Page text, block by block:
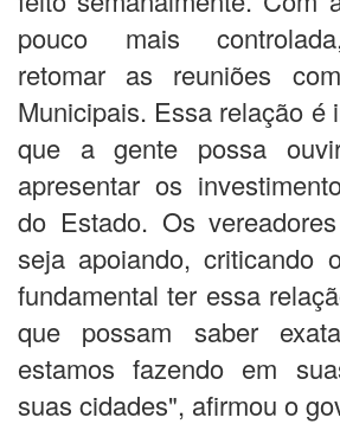
pouco mais
retomar as reuniões
Municipais. Essa relação é
que a gente possa
apresentar os
do Estado. Os
seja apoiando, criticando
fundamental ter essa
que possam saber
estamos fazendo em
suas cidades", afirmou o